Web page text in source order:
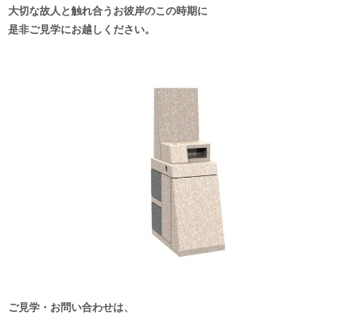
大切な故人と触れ合うお彼岸のこの時期に
是非ご見学にお越しください。
ご見学・お問い合わせは、